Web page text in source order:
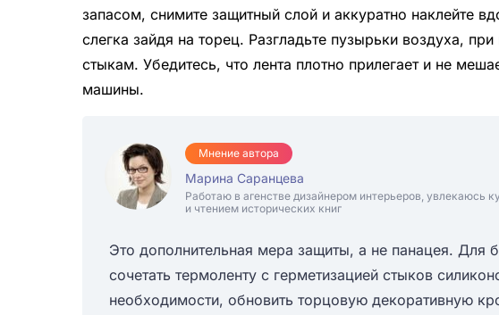
запасом, снимите защитный слой и аккуратно наклейте
слегка зайдя на торец. Разгладьте пузырьки воздуха,
стыкам. Убедитесь, что лента плотно прилегает и не
машины.
Мнение автора
Марина Саранцева
Работаю в агенстве дизайнером интерьеров, увлекаюсь
и чтением исторических книг
Это дополнительная мера защиты, а не панацея. Для
сочетать термоленту с герметизацией стыков
необходимости, обновить торцовую декоративную